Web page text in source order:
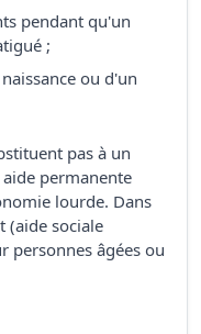
pendant qu'un
;
ou d'un
pas à un
permanente
lourde. Dans
(aide sociale
personnes âgées ou